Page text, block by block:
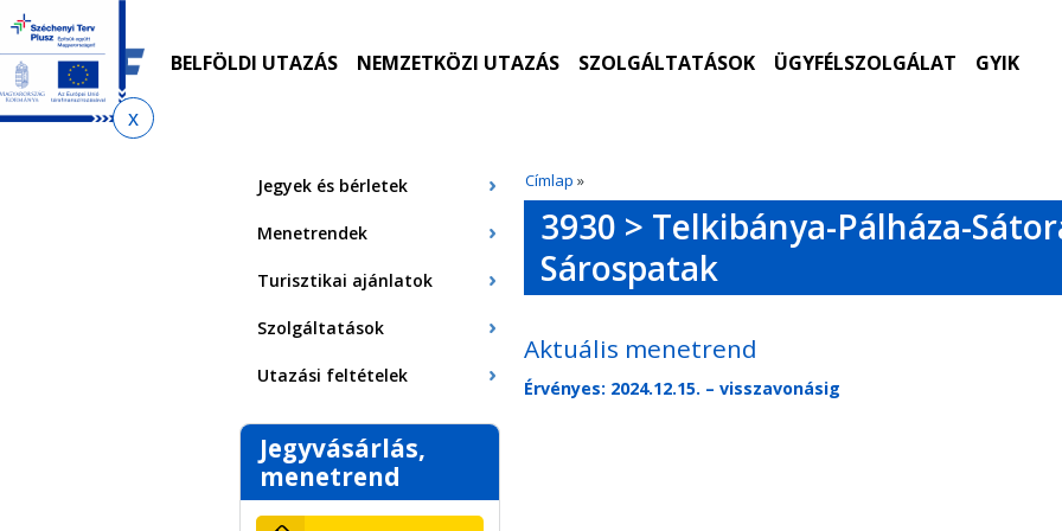
Ugrás
menetrendkeresőhöz
Ugrás
az
almenühöz
Ugrás
tartalomra
Ugrás
az
oldaltérképre
BELFÖLDI UTAZÁS NEMZETKÖZI UTAZÁS SZOLGÁLTATÁSOK ÜGYFÉLSZOLGÁLAT GYIK
Címlap »
Jegyek és bérletek
Menetrendek
Turisztikai ajánlatok
Szolgáltatások
Utazási feltételek
Jegyvásárlás,
menetrend
3930 > Telkibánya-Pálháza-
Sárospatak
Aktuális menetrend
Érvényes: 2024.12.15. – visszavonásig